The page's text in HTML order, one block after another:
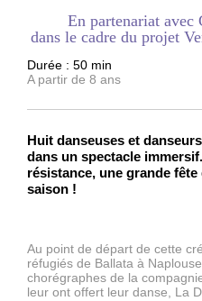
En partenariat
dans le cadre du projet
Durée : 50 min
A partir de 8 ans
Huit danseuses et
dans un spectacle
résistance, une grande
saison !
Au point de départ de cette
réfugiés de Ballata à
chorégraphes de la
leur ont offert leur danse, La